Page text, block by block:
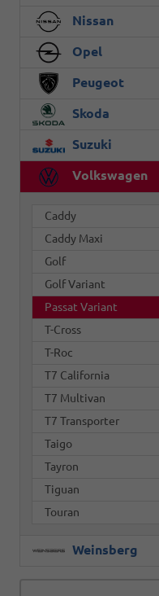
Nissan
Opel
Peugeot
Skoda
Suzuki
Volkswagen
Caddy
Caddy Maxi
Golf
Golf Variant
Passat Variant
T-Cross
T-Roc
T7 California
T7 Multivan
T7 Transporter
Taigo
Tayron
Tiguan
Touran
Weinsberg